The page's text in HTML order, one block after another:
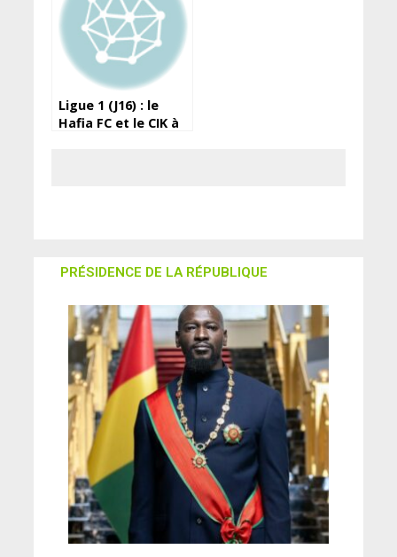
Ligue 1 (J16) : le
Hafia FC et le CIK à
PRÉSIDENCE DE LA RÉPUBLIQUE